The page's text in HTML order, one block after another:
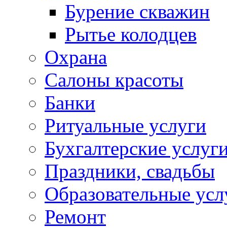
Бурение скважин
Рытье колодцев
Охрана
Салоны красоты
Банки
Ритуальные услуги
Бухгалтерские
Праздники, свадьбы
Образовательные
Ремонт